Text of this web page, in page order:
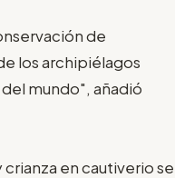
de
los archipiélagos
mundo", añadió
en cautiverio se